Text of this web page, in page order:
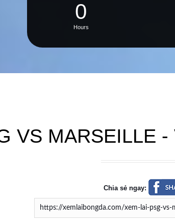
0
Hours
VS MARSEILLE
Chia sẻ ngay: